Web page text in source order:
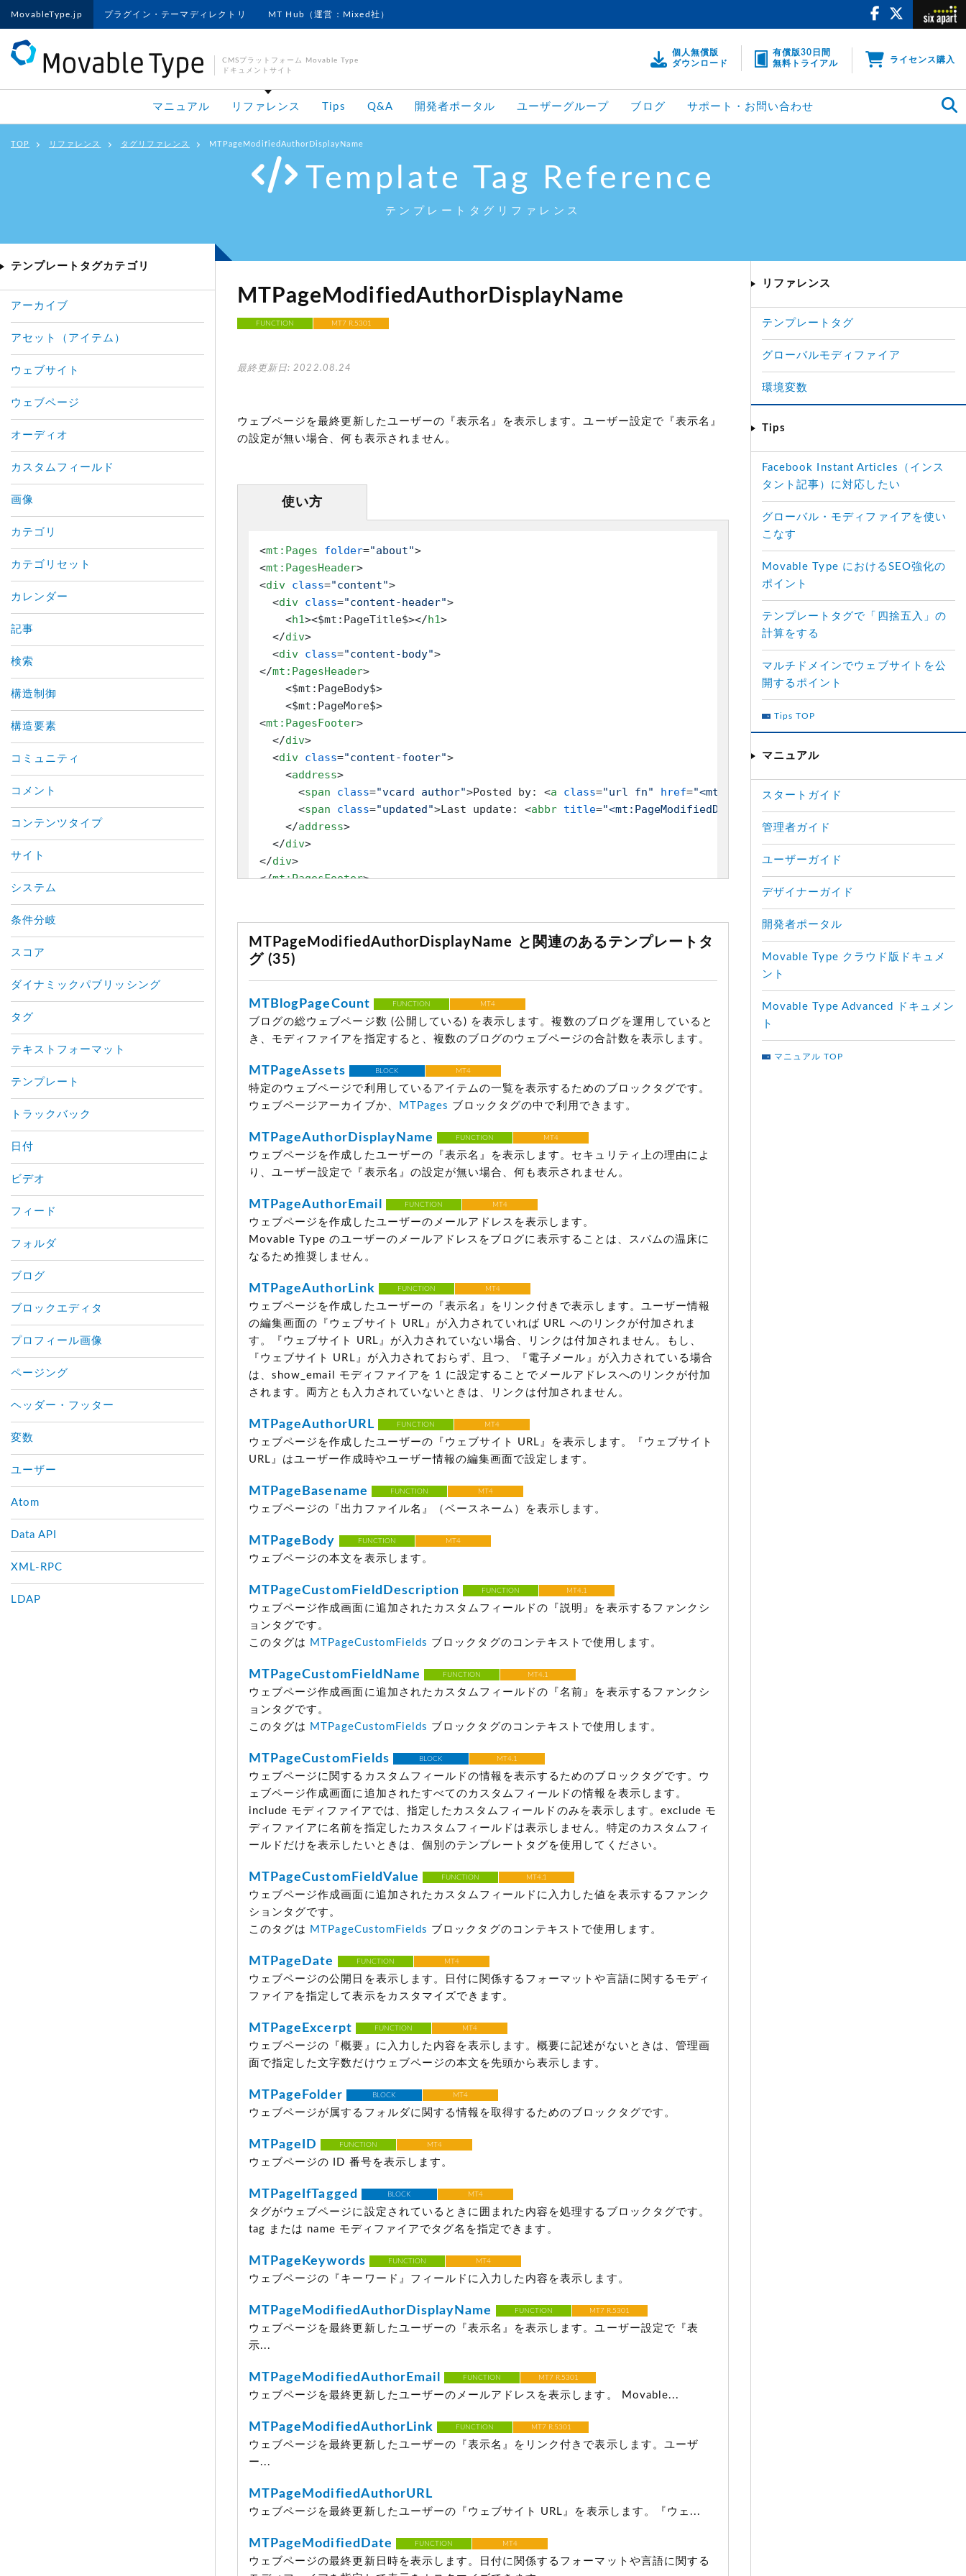
MovableType.jp プラグイン・テーマディレクトリ MT Hub（運営：Mixed社）
CMSプラットフォーム Movable Type
ドキュメントサイト
個人無償版
ダウンロード
有償版30日間
無料トライアル
ライセンス購入
マニュアル リファレンス Tips Q&A 開発者ポータル ユーザーグループ ブログ サポート・お問い合わせ
TOP リファレンス タグリファレンス MTPageModifiedAuthorDisplayName
Template Tag Reference
テンプレートタグリファレンス
MTPageModifiedAuthorDisplayName
FUNCTION MT7 R.5301
最終更新日: 2022.08.24
ウェブページを最終更新したユーザーの『表示名』を表示します。ユーザー設定で『表示名』
の設定が無い場合、何も表示されません。
使い方
<mt:Pages folder="about">
<mt:PagesHeader>
<div class="content">
<div class="content-header">
<h1><$mt:PageTitle$></h1>
</div>
<div class="content-body">
</mt:PagesHeader>
    <$mt:PageBody$>
<mt:PagesFooter>
</div>
<div class="content-footer">
<address>
<span class="vcard author">Posted by: <a class="url fn" href="<mt:PageModifiedAuthorURL>"
<span class="updated">Last update: <abbr title="<mt:PageModifiedDate format_name="iso8601">
</address>
</div>
</div>
</mt:PagesFooter>
MTPageModifiedAuthorDisplayName と関連のあるテンプレートタ
グ (35)
MTBlogPageCount FUNCTION MT4
ブログの総ウェブページ数 (公開している) を表示します。複数のブログを運用していると
き、モディファイアを指定すると、複数のブログのウェブページの合計数を表示します。
MTPageAssets BLOCK MT4
特定のウェブページで利用しているアイテムの一覧を表示するためのブロックタグです。
ウェブページアーカイブか、
MTPages ブロックタグの中で利用できます。
MTPageAuthorDisplayName FUNCTION MT4
ウェブページを作成したユーザーの『表示名』を表示します。セキュリティ上の理由によ
り、ユーザー設定で『表示名』の設定が無い場合、何も表示されません。
MTPageAuthorEmail FUNCTION MT4
ウェブページを作成したユーザーのメールアドレスを表示します。
Movable Type のユーザーのメールアドレスをブログに表示することは、スパムの温床に
なるため推奨しません。
MTPageAuthorLink FUNCTION MT4
ウェブページを作成したユーザーの『表示名』をリンク付きで表示します。ユーザー情報
の編集画面の『ウェブサイト URL』が入力されていれば URL へのリンクが付加されま
す。『ウェブサイト URL』が入力されていない場合、リンクは付加されません。もし、
『ウェブサイト URL』が入力されておらず、且つ、『電子メール』が入力されている場合
は、show_email モディファイアを 1 に設定することでメールアドレスへのリンクが付加
されます。両方とも入力されていないときは、リンクは付加されません。
MTPageAuthorURL FUNCTION MT4
ウェブページを作成したユーザーの『ウェブサイト URL』を表示します。『ウェブサイト
URL』はユーザー作成時やユーザー情報の編集画面で設定します。
MTPageBasename FUNCTION MT4
ウェブページの『出力ファイル名』（ベースネーム）を表示します。
MTPageBody FUNCTION MT4
ウェブページの本文を表示します。
MTPageCustomFieldDescription FUNCTION MT4.1
ウェブページ作成画面に追加されたカスタムフィールドの『説明』を表示するファンクシ
ョンタグです。
このタグは MTPageCustomFields ブロックタグのコンテキストで使用します。
MTPageCustomFieldName FUNCTION MT4.1
ウェブページ作成画面に追加されたカスタムフィールドの『名前』を表示するファンクシ
ョンタグです。
このタグは MTPageCustomFields ブロックタグのコンテキストで使用します。
MTPageCustomFields BLOCK MT4.1
ウェブページに関するカスタムフィールドの情報を表示するためのブロックタグです。ウ
ェブページ作成画面に追加されたすべてのカスタムフィールドの情報を表示します。
include モディファイアでは、指定したカスタムフィールドのみを表示します。exclude モ
ディファイアに名前を指定したカスタムフィールドは表示しません。特定のカスタムフィ
ールドだけを表示したいときは、個別のテンプレートタグを使用してください。
MTPageCustomFieldValue FUNCTION MT4.1
ウェブページ作成画面に追加されたカスタムフィールドに入力した値を表示するファンク
ションタグです。
このタグは MTPageCustomFields ブロックタグのコンテキストで使用します。
MTPageDate FUNCTION MT4
ウェブページの公開日を表示します。日付に関係するフォーマットや言語に関するモディ
ファイアを指定して表示をカスタマイズできます。
MTPageExcerpt FUNCTION MT4
ウェブページの『概要』に入力した内容を表示します。概要に記述がないときは、管理画
面で指定した文字数だけウェブページの本文を先頭から表示します。
MTPageFolder BLOCK MT4
ウェブページが属するフォルダに関する情報を取得するためのブロックタグです。
MTPageID FUNCTION MT4
ウェブページの ID 番号を表示します。
MTPageIfTagged BLOCK MT4
タグがウェブページに設定されているときに囲まれた内容を処理するブロックタグです。
tag または name モディファイアでタグ名を指定できます。
MTPageKeywords FUNCTION MT4
ウェブページの『キーワード』フィールドに入力した内容を表示します。
MTPageModifiedAuthorDisplayName FUNCTION MT7 R.5301
ウェブページを最終更新したユーザーの『表示名』を表示します。ユーザー設定で『表
示...
MTPageModifiedAuthorEmail FUNCTION MT7 R.5301
ウェブページを最終更新したユーザーのメールアドレスを表示します。 Movable...
MTPageModifiedAuthorLink FUNCTION MT7 R.5301
ウェブページを最終更新したユーザーの『表示名』をリンク付きで表示します。ユーザ
ー...
MTPageModifiedAuthorURL
ウェブページを最終更新したユーザーの『ウェブサイト URL』を表示します。『ウェ...
MTPageModifiedDate FUNCTION MT4
ウェブページの最終更新日時を表示します。日付に関係するフォーマットや言語に関する
テンプレートタグカテゴリ
アーカイブ
アセット（アイテム）
ウェブサイト
ウェブページ
オーディオ
カスタムフィールド
画像
カテゴリ
カテゴリセット
カレンダー
記事
検索
構造制御
構造要素
コミュニティ
コメント
コンテンツタイプ
サイト
システム
条件分岐
スコア
ダイナミックパブリッシング
タグ
テキストフォーマット
テンプレート
トラックバック
日付
ビデオ
フィード
フォルダ
ブログ
ブロックエディタ
プロフィール画像
ページング
ヘッダー・フッター
変数
ユーザー
Atom
Data API
XML-RPC
LDAP
リファレンス
テンプレートタグ
グローバルモディファイア
環境変数
Tips
Facebook Instant Articles（インス
タント記事）に対応したい
グローバル・モディファイアを使い
こなす
Movable Type におけるSEO強化の
ポイント
テンプレートタグで「四捨五入」の
計算をする
マルチドメインでウェブサイトを公
開するポイント
Tips TOP
マニュアル
スタートガイド
管理者ガイド
ユーザーガイド
デザイナーガイド
開発者ポータル
Movable Type クラウド版ドキュメ
ント
Movable Type Advanced ドキュメン
ト
マニュアル TOP